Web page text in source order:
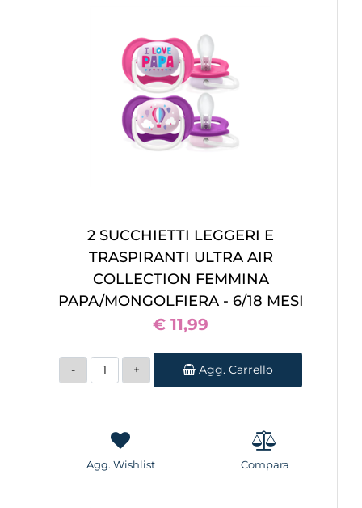
2 SUCCHIETTI LEGGERI E
TRASPIRANTI ULTRA AIR
COLLECTION FEMMINA
PAPA/MONGOLFIERA - 6/18 MESI
€ 11,99
Quantità
Agg. Carrello
Agg. Wishlist Compara